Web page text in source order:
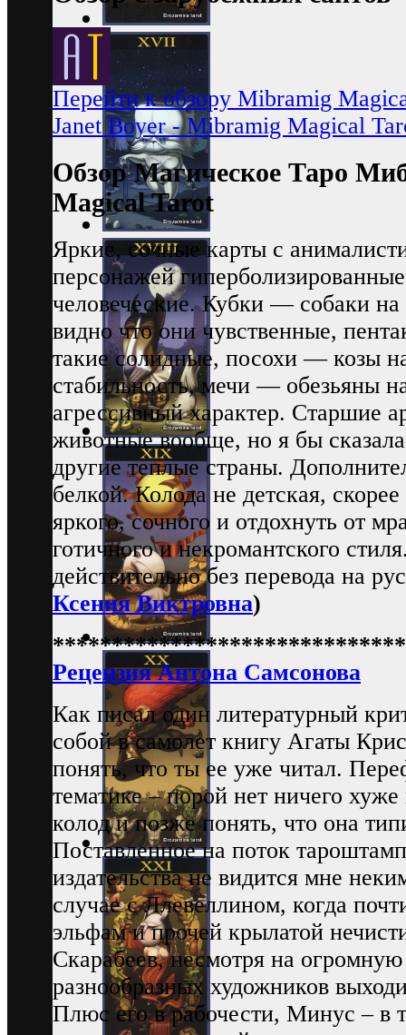
Перейти к обзору Mibramig
Janet Boyer - Mibramig Magical
Обзор Магическое Таро
Magical Tarot
Яркие, сочные карты с
персонажей
человеческие. Кубки — собаки
видно что они чувственные,
такие солидные, посохи — козы
стабильность, мечи — обезьяны
агрессивный характер. Старшие
животные вообще, но я бы
другие теплые страны.
белкой. Колода не детская,
яркого, сочного и отдохнуть от
готичного и некромантского
действительно без перевода на
Ксения Виктровна)
Рецензия Антона Самсонова
Как писал один литературный
собой в самолет книгу Агаты
понять, что ты ее уже читал.
тематике – порой нет ничего
колод и позже понять, что она
Поставленное на поток
издательства не видится мне
случае с Ллевеллином, когда
эльфам и прочей крылатой
Скарабеев, несмотря на
разнообразных художников
Плюс его в рабочести, Минус – в